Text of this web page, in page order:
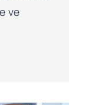
ve